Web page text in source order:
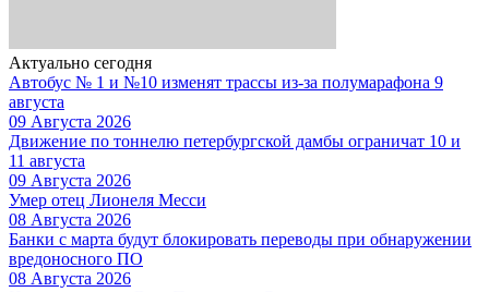
Актуально сегодня
Автобус № 1 и №10 изменят трассы из-за полумарафона 9
августа
09 Августа 2026
Движение по тоннелю петербургской дамбы ограничат 10 и
11 августа
09 Августа 2026
Умер отец Лионеля Месси
08 Августа 2026
Банки с марта будут блокировать переводы при обнаружении
вредоносного ПО
08 Августа 2026